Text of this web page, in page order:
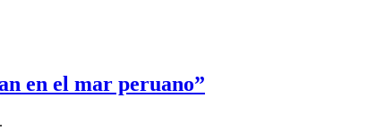
en el mar peruano”